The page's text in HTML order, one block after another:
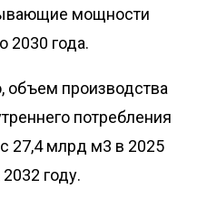
мощности
2030 года.
производства
потребления
27,4 млрд м3 в 2025
году.